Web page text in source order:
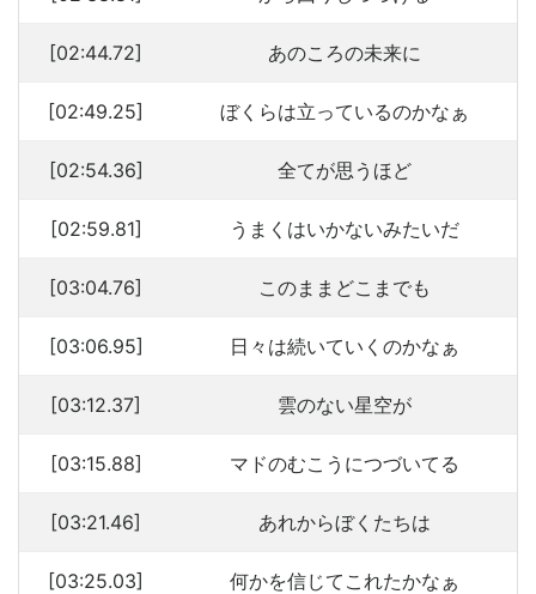
[02:44.72] あのころの未来に
[02:49.25] ぼくらは立っているのかなぁ
[02:54.36] 全てが思うほど
[02:59.81] うまくはいかないみたいだ
[03:04.76] このままどこまでも
[03:06.95] 日々は続いていくのかなぁ
[03:12.37] 雲のない星空が
[03:15.88] マドのむこうにつづいてる
[03:21.46] あれからぼくたちは
[03:25.03] 何かを信じてこれたかなぁ